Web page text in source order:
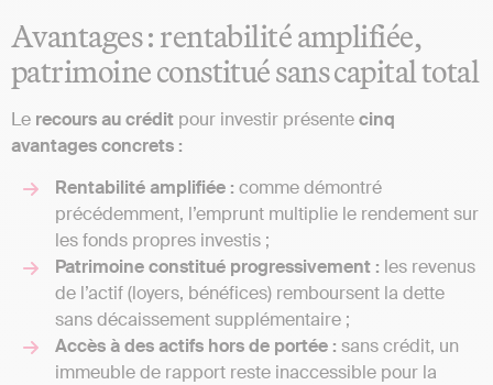
Avantages : rentabilité amplifiée,
patrimoine constitué sans capital total
Le recours au crédit pour investir présentecinq
avantages concrets :
Rentabilité amplifiée : comme démontré
précédemment, l’emprunt multiplie le rendement sur
les fonds propres investis ;
Patrimoine constitué progressivement : les revenus
de l’actif (loyers, bénéfices) remboursent la dette
sans décaissement supplémentaire ;
Accès à des actifs hors de portée : sans crédit, un
immeuble de rapport reste inaccessible pour la